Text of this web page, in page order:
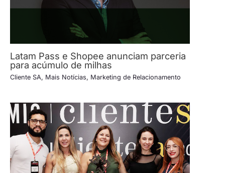
Latam Pass e Shopee anunciam parceria
para acúmulo de milhas
Cliente SA, Mais Notícias, Marketing de Relacionamento